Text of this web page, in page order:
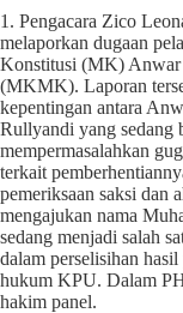
1. Pengacara Zico
melaporkan dugaan
Konstitusi (MK)
(MKMK). Laporan
kepentingan antara
Rullyandi yang
mempermasalahkan
terkait
pemeriksaan saksi dan
mengajukan nama
sedang menjadi salah
dalam perselisihan
hukum KPU. Dalam
hakim panel.